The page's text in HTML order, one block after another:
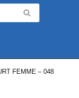
RECHERCHE
FEMME – 048